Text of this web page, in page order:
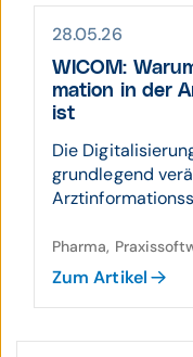
28.05.26
WICOM:
mation in der
ist
Die
grundlegend
Pharma,
Zum Artikel